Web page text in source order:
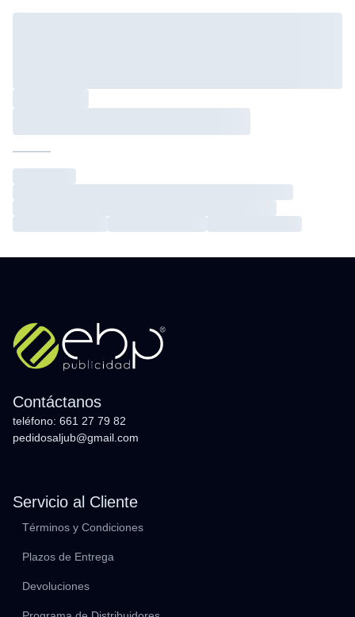
Contáctanos
teléfono: 661 27 79 82
pedidosaljub@gmail.com
Servicio al Cliente
Términos y Condiciones
Plazos de Entrega
Devoluciones